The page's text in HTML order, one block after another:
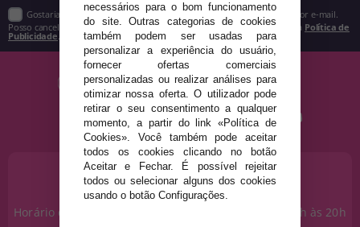
Gostaria de receber descontos exclusivos, novidades e tendências por e-mail.
Posso cancelar a inscrição a qualquer momento, conforme estipulado na Política de
Publicidade
PRECISA DE AJUDA?
915 793 695
Horário de segunda a sexta das 10h às 14h e das 17h às 20h
necessários para o bom funcionamento
do site. Outras categorias de cookies
também podem ser usadas para
personalizar a experiência do usuário,
fornecer ofertas comerciais
personalizadas ou realizar análises para
otimizar nossa oferta. O utilizador pode
retirar o seu consentimento a qualquer
momento, a partir do link «Política de
Cookies». Você também pode aceitar
todos os cookies clicando no botão
Aceitar e Fechar. É possível rejeitar
todos ou selecionar alguns dos cookies
usando o botão Configurações.